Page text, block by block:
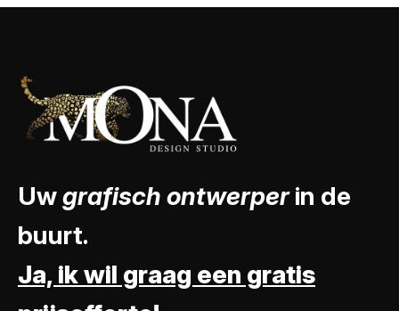
Uwgrafisch ontwerperin de
buurt.
Ja, ik wil graag een gratis